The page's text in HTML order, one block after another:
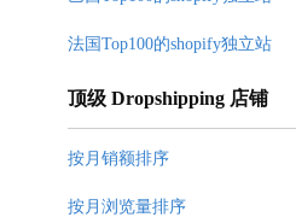
法国Top100的shopify独立站
顶级 Dropshipping 店铺
按月销额排序
按月浏览量排序